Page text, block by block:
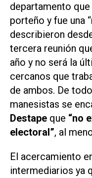
departamento
porteño y fue una
describieron
tercera reunión
año y no será la
cercanos que
de ambos. De
manesistas se
Destape que “no
electoral”, al
El acercamiento
intermediarios ya